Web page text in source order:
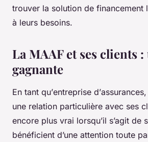
trouver la solution de financement
à leurs besoins.
La MAAF et ses clients
gagnante
En tant qu’entreprise d’assurances
une relation particulière avec ses
encore plus vrai lorsqu’il s’agit de
bénéficient d’une attention toute